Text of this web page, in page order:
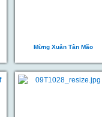
Mừng Xuân Tân Mão